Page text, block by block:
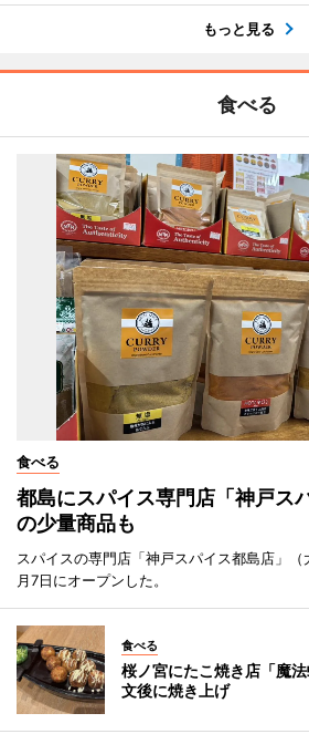
もっと見る
食べる
食べる
都島にスパイス専門店「神戸
の少量商品も
スパイスの専門店「神戸スパイス都島店」
月7日にオープンした。
食べる
桜ノ宮にたこ焼き店「魔
文後に焼き上げ